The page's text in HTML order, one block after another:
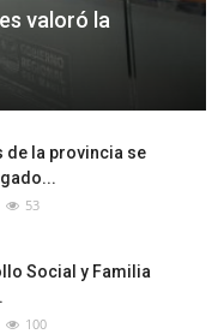
valoró la
de la provincia se
53
Social y Familia
100